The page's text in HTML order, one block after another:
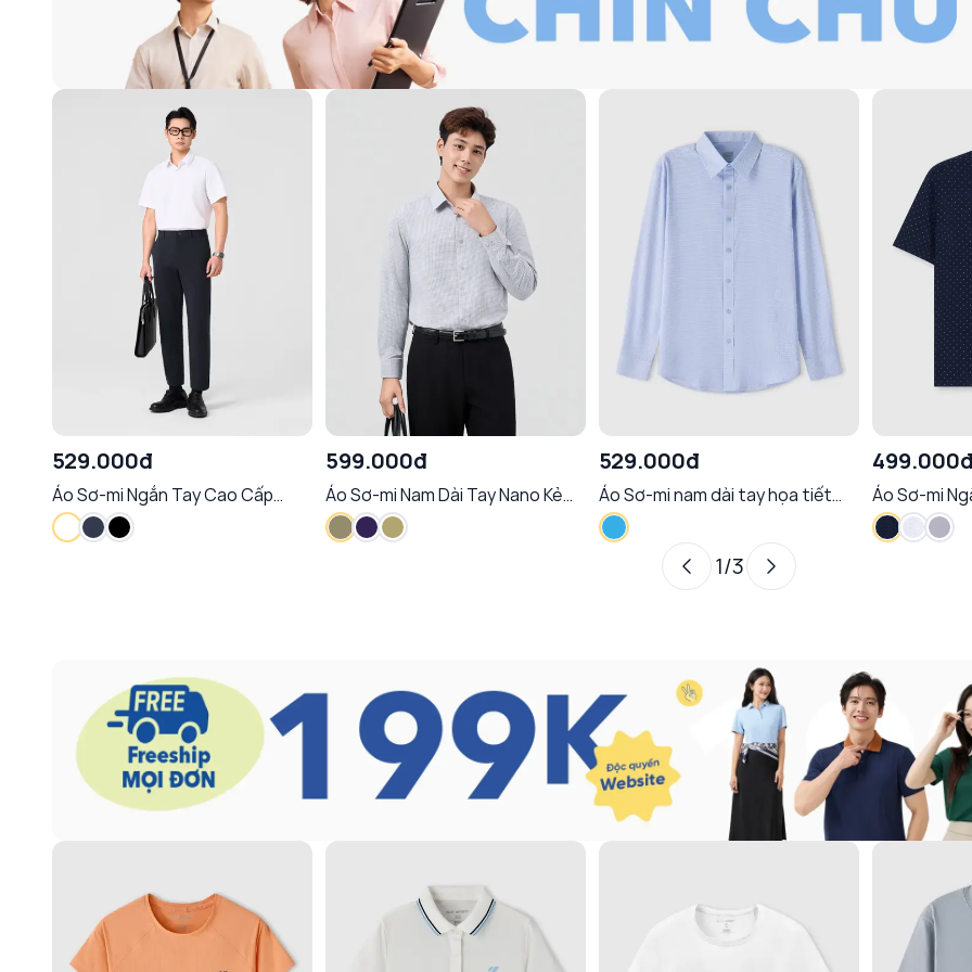
529.000đ
Áo Sơ-mi Ngắn Tay Cao Cấp
Regular In Nổi Thoáng Khí Chống
Nhăn
599.000đ
Áo Sơ-mi Nam Dài Tay Nano Kẻ
Caro Phom Regular Chống Nhăn
Giữ Phom Tôn Dáng
529.000đ
Áo Sơ-mi nam dài tay họa tiết
phom Slim Fit Mềm Mượt Co Giãn
Linh Hoạt
Áo Sơ-mi
vạt ngang
1/3